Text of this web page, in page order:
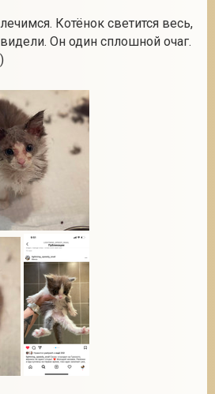
Котёнок светится весь,
Он один сплошной очаг.